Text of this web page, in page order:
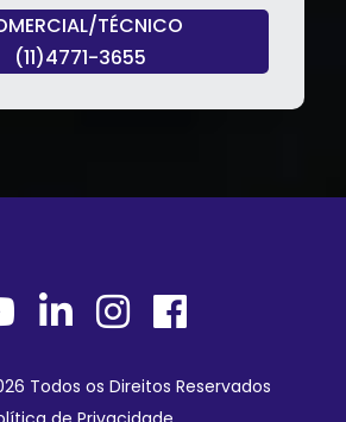
TÉCNICO
(11)4771-3655
Todos os Direitos Reservados